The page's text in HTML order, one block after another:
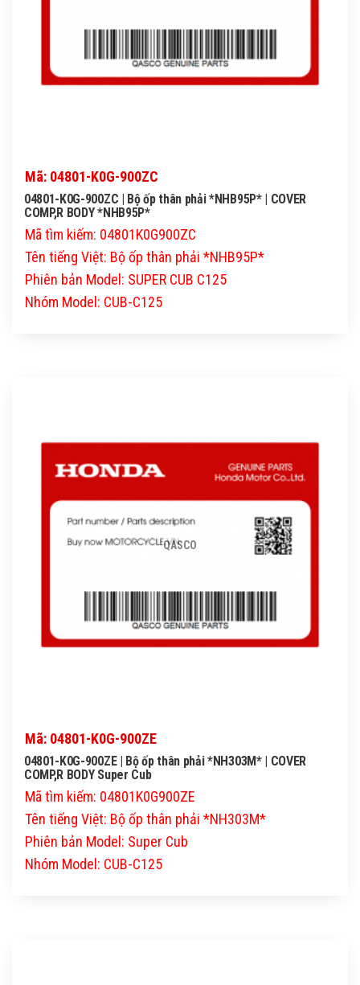
Mã: 04801-K0G-900ZC
04801-K0G-900ZC | Bộ ốp thân phải *NHB95P* | COVER
COMP,R BODY *NHB95P*
Mã tìm kiếm: 04801K0G900ZC
Tên tiếng Việt: Bộ ốp thân phải *NHB95P*
Phiên bản Model: SUPER CUB C125
Nhóm Model: CUB-C125
QASCO
Mã: 04801-K0G-900ZE
04801-K0G-900ZE | Bộ ốp thân phải *NH303M* | COVER
COMP,R BODY Super Cub
Mã tìm kiếm: 04801K0G900ZE
Tên tiếng Việt: Bộ ốp thân phải *NH303M*
Phiên bản Model: Super Cub
Nhóm Model: CUB-C125